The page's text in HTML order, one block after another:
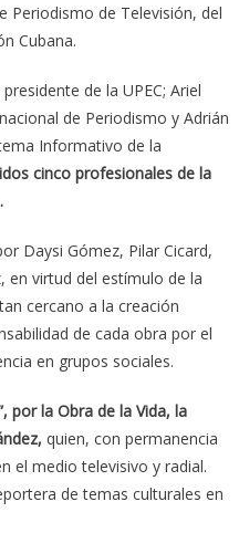
Periodismo de Televisión, del
Cubana.
de la UPEC; Ariel
de Periodismo y Adrián
Informativo de la
cinco profesionales de la
Daysi Gómez, Pilar Cicard,
en virtud del estímulo de la
cercano a la creación
de cada obra por el
en grupos sociales.
por la Obra de la Vida, la
quien, con permanencia
el medio televisivo y radial.
de temas culturales en